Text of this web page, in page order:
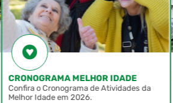
CRONOGRAMA MELHOR IDADE
Confira o Cronograma de Atividades da
Melhor Idade em 2026.